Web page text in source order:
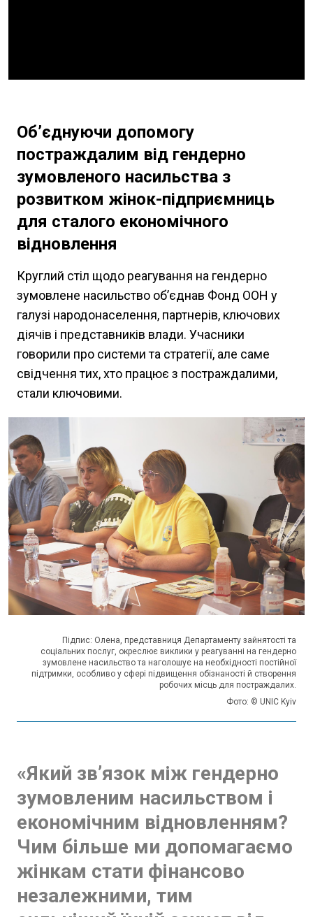
Об’єднуючи допомогу
постраждалим від гендерно
зумовленого насильства з
розвитком жінок-підприємниць
для сталого економічного
відновлення
Круглий стіл щодо реагування на гендерно
зумовлене насильство об’єднав Фонд ООН у
галузі народонаселення, партнерів, ключових
діячів і представників влади. Учасники
говорили про системи та стратегії, але саме
свідчення тих, хто працює з постраждалими,
стали ключовими.
Підпис: Олена, представниця Департаменту зайнятості та
соціальних послуг, окреслює виклики у реагуванні на гендерно
зумовлене насильство та наголошує на необхідності постійної
підтримки, особливо у сфері підвищення обізнаності й створення
робочих місць для постраждалих.
Фото: © UNIC Kyiv
«Який зв’язок між гендерно
зумовленим насильством і
економічним відновленням?
Чим більше ми допомагаємо
жінкам стати фінансово
незалежними, тим